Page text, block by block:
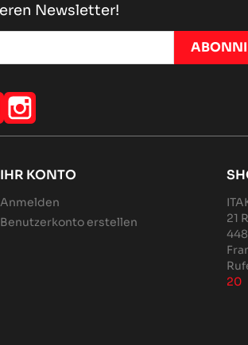
Newsletter!
YouTube
IHR KONTO
Anmelden
Benutzerkonto erstellen
21
20